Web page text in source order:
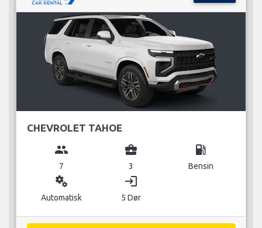
CHEVROLET TAHOE
group
7
business_center
3
local_gas_station
Bensin
miscellaneous_services
Automatisk
login
5 Dør